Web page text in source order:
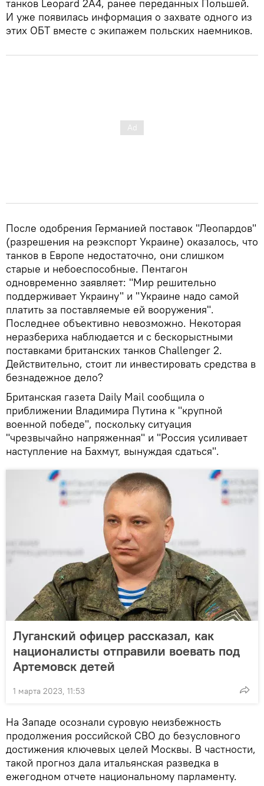
танков Leopard 2A4, ранее переданных Польшей.
И уже появилась информация о захвате одного из
этих ОБТ вместе с экипажем польских наемников.
После одобрения Германией поставок "Леопардов"
(разрешения на реэкспорт Украине) оказалось, что
танков в Европе недостаточно, они слишком
старые и небоеспособные. Пентагон
одновременно заявляет: "Мир решительно
поддерживает Украину" и "Украине надо самой
платить за поставляемые ей вооружения".
Последнее объективно невозможно. Некоторая
неразбериха наблюдается и с бескорыстными
поставками британских танков Challenger 2.
Действительно, стоит ли инвестировать средства в
безнадежное дело?
Британская газета Daily Mail сообщила о
приближении Владимира Путина к "крупной
военной победе", поскольку ситуация
"чрезвычайно напряженная" и "Россия усиливает
наступление на Бахмут, вынуждая сдаться".
Луганский офицер рассказал, как
националисты отправили воевать под
Артемовск детей
1 марта 2023, 11:53
На Западе осознали суровую неизбежность
продолжения российской СВО до безусловного
достижения ключевых целей Москвы. В частности,
такой прогноз дала итальянская разведка в
ежегодном отчете национальному парламенту.